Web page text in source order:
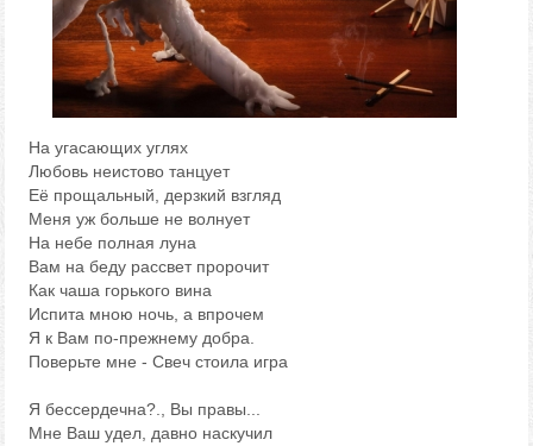
На угасающих углях
Любовь неистово танцует
Её прощальный, дерзкий взгляд
Меня уж больше не волнует
На небе полная луна
Вам на беду рассвет пророчит
Как чаша горького вина
Испита мною ночь, а впрочем
Я к Вам по-прежнему добра.
Поверьте мне - Свеч стоила игра
Я бессердечна?., Вы правы...
Мне Ваш удел, давно наскучил